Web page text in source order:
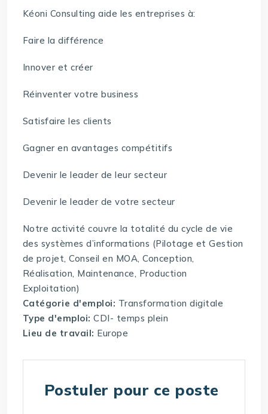
Kéoni Consulting aide les entreprises à:
Faire la différence
Innover et créer
Réinventer votre business
Satisfaire les clients
Gagner en avantages compétitifs
Devenir le leader de leur secteur
Devenir le leader de votre secteur
Notre activité couvre la totalité du cycle de vie
des systèmes d’informations (Pilotage et Gestion
de projet, Conseil en MOA, Conception,
Réalisation, Maintenance, Production
Exploitation)
Catégorie d'emploi: Transformation digitale
Type d'emploi:CDI- temps plein
Lieu de travail: Europe
Postuler pour ce poste